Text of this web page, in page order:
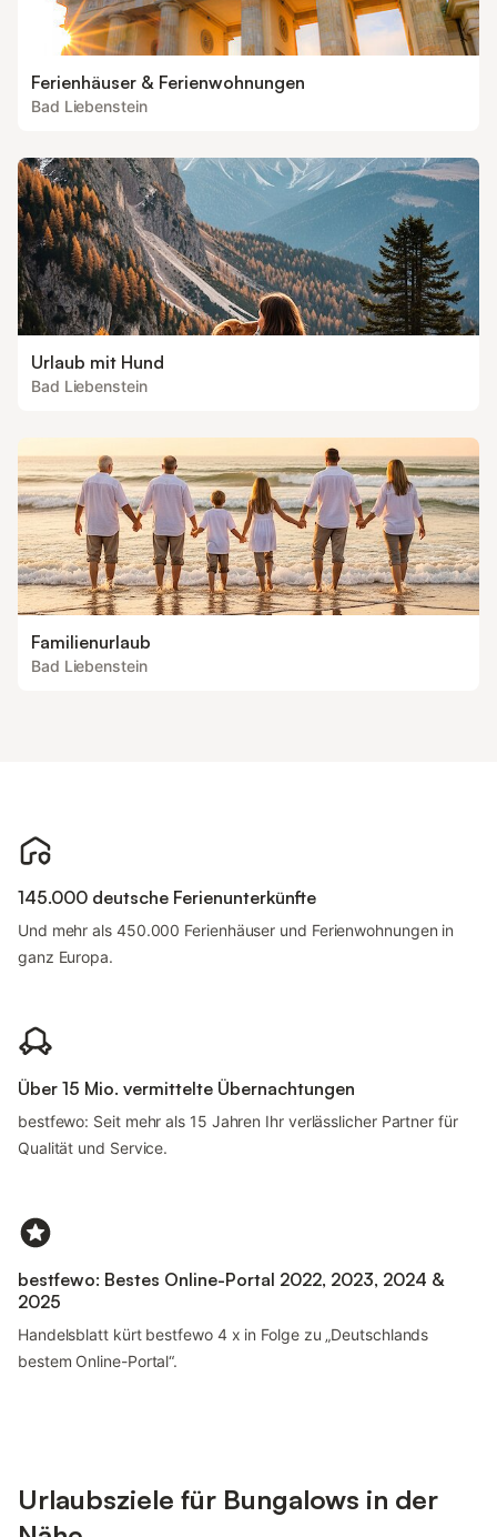
Ferienhäuser & Ferienwohnungen
Bad Liebenstein
Urlaub mit Hund
Bad Liebenstein
Familienurlaub
Bad Liebenstein
145.000 deutsche Ferienunterkünfte
Und mehr als 450.000 Ferienhäuser und Ferienwohnungen in
ganz Europa.
Über 15 Mio. vermittelte Übernachtungen
bestfewo: Seit mehr als 15 Jahren Ihr verlässlicher Partner für
Qualität und Service.
bestfewo: Bestes Online-Portal 2022, 2023, 2024 &
2025
Handelsblatt kürt bestfewo 4 x in Folge zu „Deutschlands
bestem Online-Portal“.
Urlaubsziele für Bungalows in der